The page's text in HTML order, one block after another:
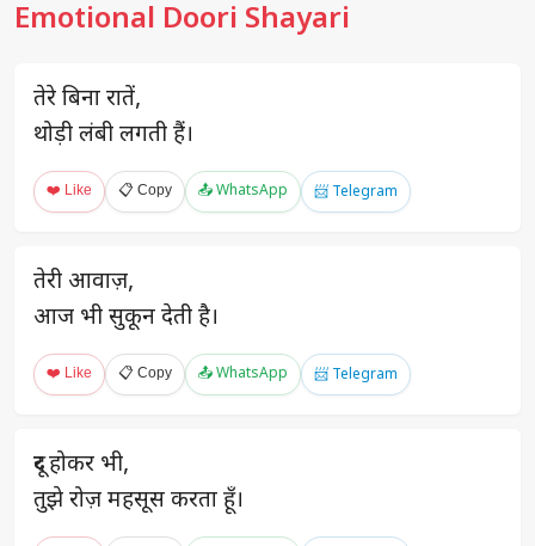
Emotional Doori Shayari
तेरे बिना रातें,
थोड़ी लंबी लगती हैं।
❤️ Like 📋 Copy 📤 WhatsApp 📨 Telegram
तेरी आवाज़,
आज भी सुकून देती है।
❤️ Like 📋 Copy 📤 WhatsApp 📨 Telegram
दूर होकर भी,
तुझे रोज़ महसूस करता हूँ।